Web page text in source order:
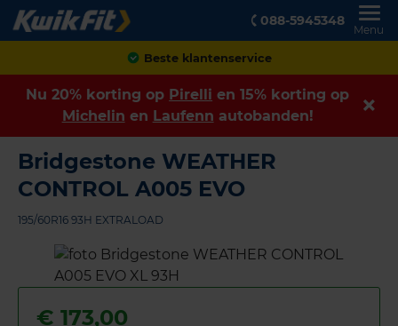
088-5945348
Menu
Achteraf betalen
Nu 20% korting op Pirelli en 15% korting op
Michelin en Laufenn autobanden!
Bridgestone WEATHER
CONTROL A005 EVO
195/60R16 93H EXTRALOAD
€ 173,00